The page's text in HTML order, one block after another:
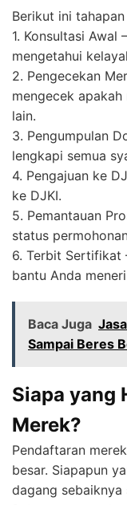
Berikut ini
1. Konsultasi
mengetahui
2. Pengecekan
mengecek
lain.
3. Pengumpulan
lengkapi semua
4. Pengajuan ke
ke DJKI.
5. Pemantauan
status
6. Terbit Sertifikat
bantu Anda
Baca Juga
Sampai Beres
Siapa yang
Merek?
Pendaftaran
besar. Siapapun
dagang